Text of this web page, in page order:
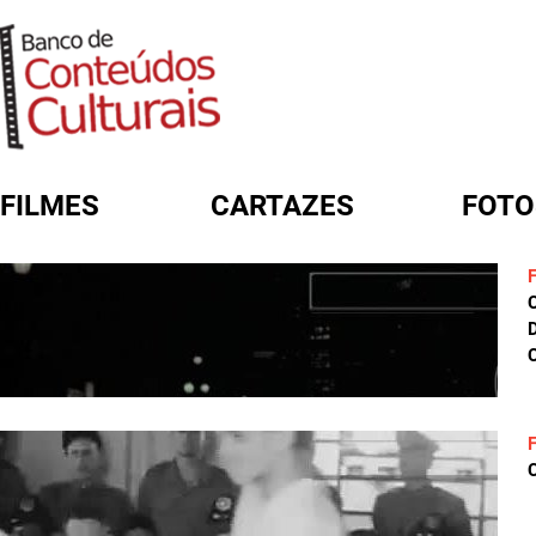
FILMES CARTAZES
FORMULÁRIO DE BUSCA